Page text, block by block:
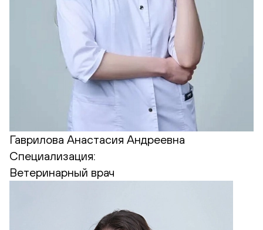
Гаврилова Анастасия Андреевна
Специализация:
Ветеринарный врач